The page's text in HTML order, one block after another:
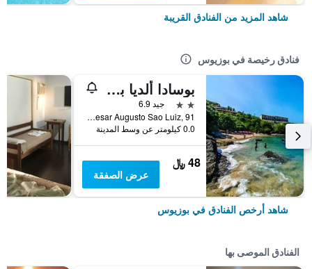
شاهد المزيد من الفنادق القريبة
فنادق رخيصة في بوزيوس
بوسادا ألديا بوزيوس
2 نجمتين
جيد 6.9
R Cesar Augusto Sao Luiz, 91, بوزيوس, البرازيل
0.0 كيلومتر عن وسط المدينة
48 ﷼
عرض الصفقة
شاهد أرخص الفنادق في بوزيوس
الفنادق الموصى بها